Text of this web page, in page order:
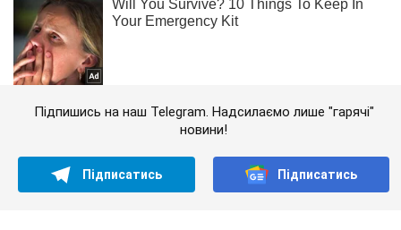
Підпишись на наш Telegram. Надсилаємо лише "гарячі"
новини!
Підписатись Підписатись